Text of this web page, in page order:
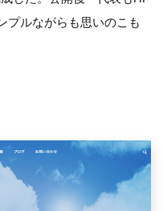
プルながらも思いのこも